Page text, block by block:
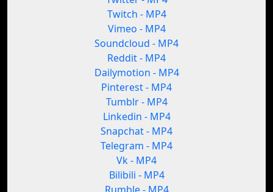
Twitch - MP4
Vimeo - MP4
Soundcloud - MP4
Reddit - MP4
Dailymotion - MP4
Pinterest - MP4
Tumblr - MP4
Linkedin - MP4
Snapchat - MP4
Telegram - MP4
Vk - MP4
Bilibili - MP4